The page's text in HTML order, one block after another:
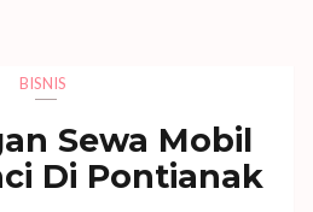
BISNIS
Sewa Mobil
Di Pontianak